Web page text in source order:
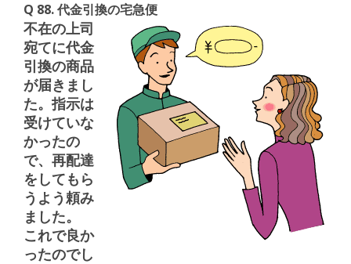
Q 88. 代金引換の宅急便
不在の上司
宛てに代金
引換の商品
が届きまし
た。指示は
受けていな
かったの
で、再配達
をしてもら
うよう頼み
ました。
これで良か
ったのでし